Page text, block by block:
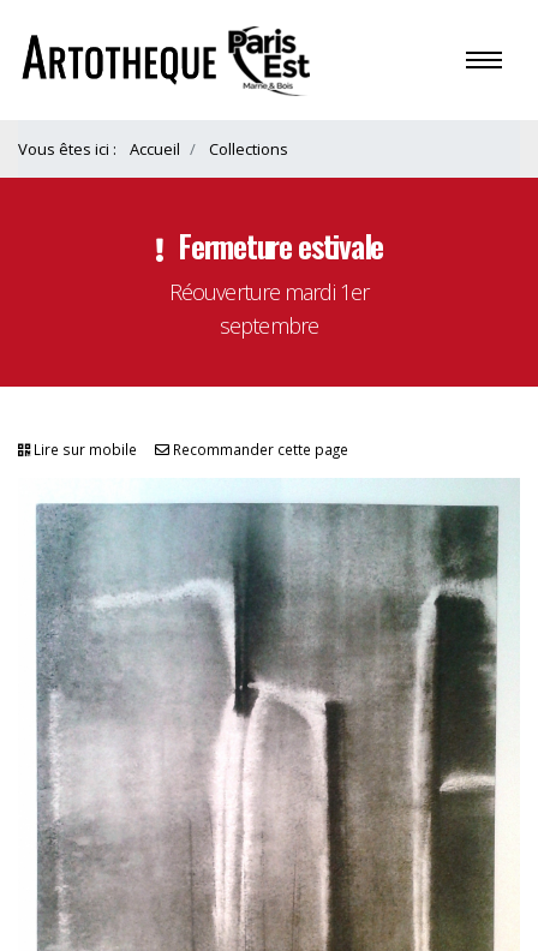
Vous êtes ici : Accueil Collections
Fermeture estivale
Réouverture mardi 1er
septembre
Lire sur mobile Recommander cette page